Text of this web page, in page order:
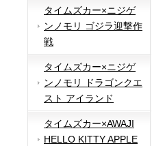
タイムズカー×ニジゲ
ンノモリ ゴジラ迎撃作
戦
タイムズカー×ニジゲ
ンノモリ ドラゴンクエ
スト アイランド
タイムズカー×AWAJI
HELLO KITTY APPLE